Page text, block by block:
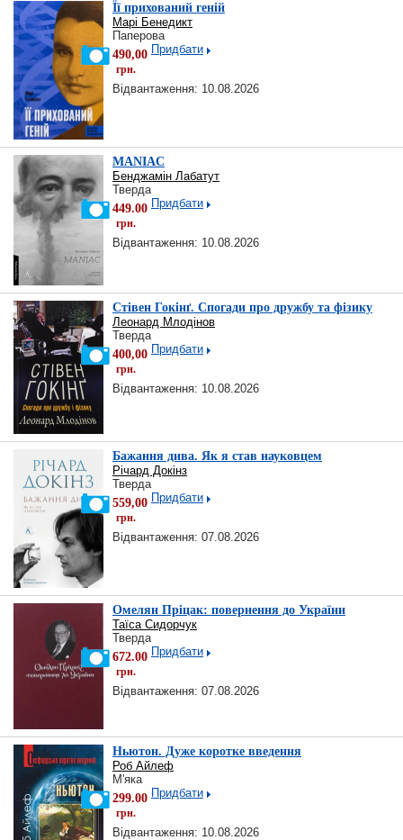
Її прихований геній
Марі Бенедикт
Паперова
490,00
грн.
Придбати
Відвантаження: 10.08.2026
MANIAC
Бенджамін Лабатут
Тверда
449.00
грн.
Придбати
Відвантаження: 10.08.2026
Стівен Гокінґ. Спогади про дружбу та фізику
Леонард Млодінов
Тверда
400,00
грн.
Придбати
Відвантаження: 10.08.2026
Бажання дива. Як я став науковцем
Річард Докінз
Тверда
559,00
грн.
Придбати
Відвантаження: 07.08.2026
Омелян Пріцак: повернення до України
Таїса Сидорчук
Тверда
672.00
грн.
Придбати
Відвантаження: 07.08.2026
Ньютон. Дуже коротке введення
Роб Айлеф
М'яка
299.00
грн.
Придбати
Відвантаження: 10.08.2026